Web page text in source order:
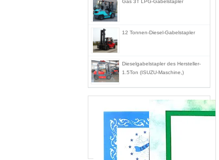
Gas 3T LPG-Gabelstapler
12 Tonnen-Diesel-Gabelstapler
Dieselgabelstapler des Hersteller-
1.5Ton (ISUZU-Maschine,)